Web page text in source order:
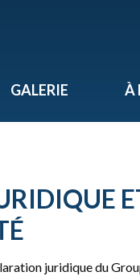
GALERIE À
juridique du